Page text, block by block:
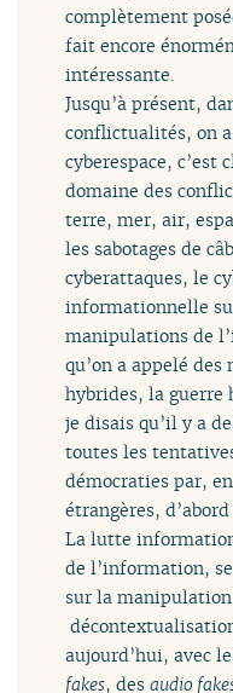
complètement
fait encore
intéressante.
Jusqu’à présent,
conflictualités, on
cyberespace, c’est
domaine des
terre, mer, air,
les sabotages de
cyberattaques, le
informationnelle
manipulations de
qu’on a appelé
hybrides, la guerre
je disais qu’il y a
toutes les
démocraties par,
étrangères,
La lutte
de l’information,
sur la
aujourd’hui, avec
fakes, desaudio